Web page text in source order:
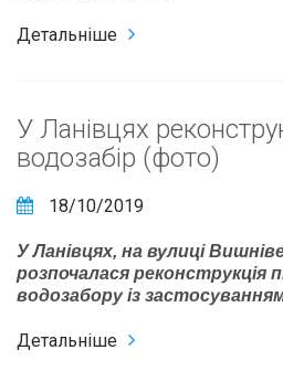
Детальніше
У Ланівцях
водозабір (фото)
18/10/2019
У Ланівцях, на вулиці
розпочалася реконструкція
водозабору із
Детальніше